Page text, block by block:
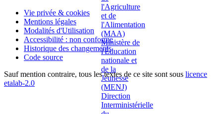
Vie privée & cookies
Mentions légales
Modalités d'Utilisation
Accessibilité : non conforme
Historique des changements
Code source
Sauf mention contraire, tous les textes de ce site sont sous licence
etalab-2.0